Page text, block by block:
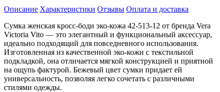
Описание Характеристики Отзывы Оплата и доставка
Сумка женская кросс-боди эко-кожа 42-513-12 от бренда Vera
Victoria Vito — это элегантный и функциональный аксессуар,
идеально подходящий для повседневного использования.
Изготовленная из качественной эко-кожи с текстильной
подкладкой, она отличается мягкой конструкцией и приятной
на ощупь фактурой. Бежевый цвет сумки придает ей
универсальность, позволяя легко сочетать с различными
стилями одежды.